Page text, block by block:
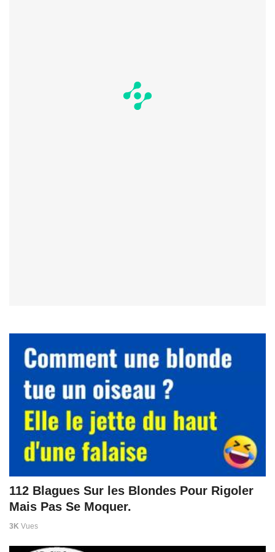
112 Blagues Sur les Blondes Pour Rigoler
Mais Pas Se Moquer.
3K Vues